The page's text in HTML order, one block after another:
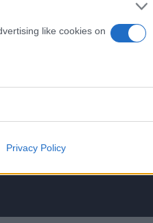
like cookies on
Privacy Policy
το Flash.gr